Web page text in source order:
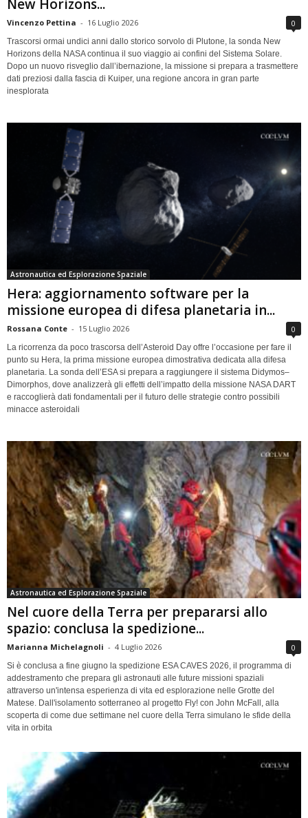
New Horizons...
Vincenzo Pettina - 16 Luglio 2026 0
Trascorsi ormai undici anni dallo storico sorvolo di Plutone, la sonda New
Horizons della NASA continua il suo viaggio ai confini del Sistema Solare.
Dopo un nuovo risveglio dall’ibernazione, la missione si prepara a trasmettere
dati preziosi dalla fascia di Kuiper, una regione ancora in gran parte
inesplorata
Astronautica ed Esplorazione Spaziale
Hera: aggiornamento software per la
missione europea di difesa planetaria in...
Rossana Conte - 15 Luglio 2026 0
La ricorrenza da poco trascorsa dell’Asteroid Day offre l’occasione per fare il
punto su Hera, la prima missione europea dimostrativa dedicata alla difesa
planetaria. La sonda dell’ESA si prepara a raggiungere il sistema Didymos–
Dimorphos, dove analizzerà gli effetti dell’impatto della missione NASA DART
e raccoglierà dati fondamentali per il futuro delle strategie contro possibili
minacce asteroidali
Astronautica ed Esplorazione Spaziale
Nel cuore della Terra per prepararsi allo
spazio: conclusa la spedizione...
Marianna Michelagnoli - 4 Luglio 2026 0
Si è conclusa a fine giugno la spedizione ESA CAVES 2026, il programma di
addestramento che prepara gli astronauti alle future missioni spaziali
attraverso un'intensa esperienza di vita ed esplorazione nelle Grotte del
Matese. Dall'isolamento sotterraneo al progetto Fly! con John McFall, alla
scoperta di come due settimane nel cuore della Terra simulano le sfide della
vita in orbita